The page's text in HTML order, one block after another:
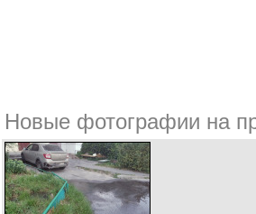
Новые фотографии на